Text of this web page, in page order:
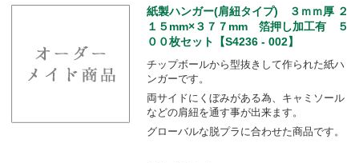
紙製ハンガー(肩紐タイプ) ３ｍｍ厚 ２
１５mm×３７７mm 箔押し加工有 ５
００枚セット【S4236 - 002】
チップボールから型抜きして作られた紙ハ
ンガーです。
両サイドにくぼみがある為、キャミソール
などの肩紐を通す事が出来ます。
グローバルな脱プラに合わせた商品です。